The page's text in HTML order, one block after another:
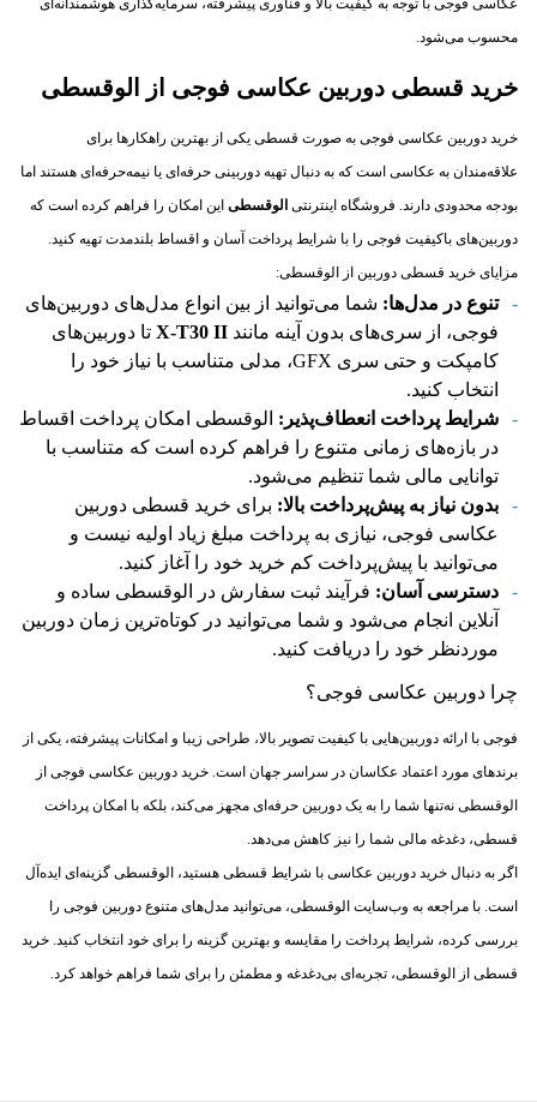
عکاسی فوجی با توجه به کیفیت بالا و فناوری پیشرفته، سرمایه‌گذاری هوشمندانه‌ای
محسوب می‌شود.
خرید قسطی دوربین عکاسی فوجی از الوقسطی
خرید دوربین عکاسی فوجی به صورت قسطی یکی از بهترین راهکارها برای
علاقه‌مندان به عکاسی است که به دنبال تهیه دوربینی حرفه‌ای یا نیمه‌حرفه‌ای هستند اما
بودجه محدودی دارند. فروشگاه اینترنتی الوقسطی این امکان را فراهم کرده است که
دوربین‌های باکیفیت فوجی را با شرایط پرداخت آسان و اقساط بلندمدت تهیه کنید.
مزایای خرید قسطی دوربین از الوقسطی:
تنوع در مدل‌ها: شما می‌توانید از بین انواع مدل‌های دوربین‌های
فوجی، از سری‌های بدون آینه مانند X-T30 II تا دوربین‌های
کامپکت و حتی سری GFX، مدلی متناسب با نیاز خود را
انتخاب کنید.
شرایط پرداخت انعطاف‌پذیر : الوقسطی امکان پرداخت اقساط
در بازه‌های زمانی متنوع را فراهم کرده است که متناسب با
توانایی مالی شما تنظیم می‌شود.
بدون نیاز به پیش‌پرداخت بالا: برای خرید قسطی دوربین
عکاسی فوجی، نیازی به پرداخت مبلغ زیاد اولیه نیست و
می‌توانید با پیش‌پرداخت کم خرید خود را آغاز کنید.
دسترسی آسان: فرآیند ثبت سفارش در الوقسطی ساده و
آنلاین انجام می‌شود و شما می‌توانید در کوتاه‌ترین زمان دوربین
موردنظر خود را دریافت کنید.
چرا دوربین عکاسی فوجی؟
فوجی با ارائه دوربین‌هایی با کیفیت تصویر بالا، طراحی زیبا و امکانات پیشرفته، یکی از
برندهای مورد اعتماد عکاسان در سراسر جهان است. خرید دوربین عکاسی فوجی از
الوقسطی نه‌تنها شما را به یک دوربین حرفه‌ای مجهز می‌کند، بلکه با امکان پرداخت
قسطی، دغدغه مالی شما را نیز کاهش می‌دهد.
اگر به دنبال خرید دوربین عکاسی با شرایط قسطی هستید، الوقسطی گزینه‌ای ایده‌آل
است. با مراجعه به وب‌سایت الوقسطی، می‌توانید مدل‌های متنوع دوربین فوجی را
بررسی کرده، شرایط پرداخت را مقایسه و بهترین گزینه را برای خود انتخاب کنید. خرید
قسطی از الوقسطی، تجربه‌ای بی‌دغدغه و مطمئن را برای شما فراهم خواهد کرد.